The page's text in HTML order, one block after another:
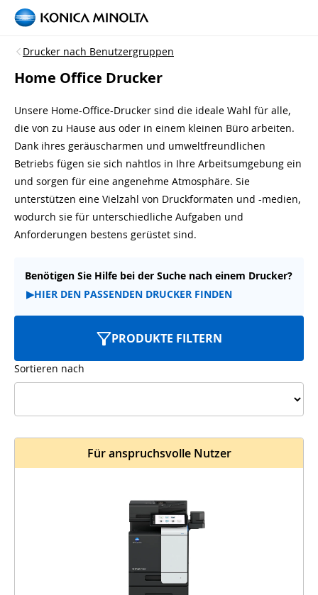
Drucker nach Benutzergruppen
Home Office Drucker
Unsere Home-Office-Drucker sind die ideale Wahl für alle,
die von zu Hause aus oder in einem kleinen Büro arbeiten.
Dank ihres geräuscharmen und umweltfreundlichen
Betriebs fügen sie sich nahtlos in Ihre Arbeitsumgebung ein
und sorgen für eine angenehme Atmosphäre. Sie
unterstützen eine Vielzahl von Druckformaten und -medien,
wodurch sie für unterschiedliche Aufgaben und
Anforderungen bestens gerüstet sind.
Benötigen Sie Hilfe bei der Suche nach einem Drucker?
▶HIER DEN PASSENDEN DRUCKER FINDEN
PRODUKTE FILTERN
Sortieren nach
Für anspruchsvolle Nutzer